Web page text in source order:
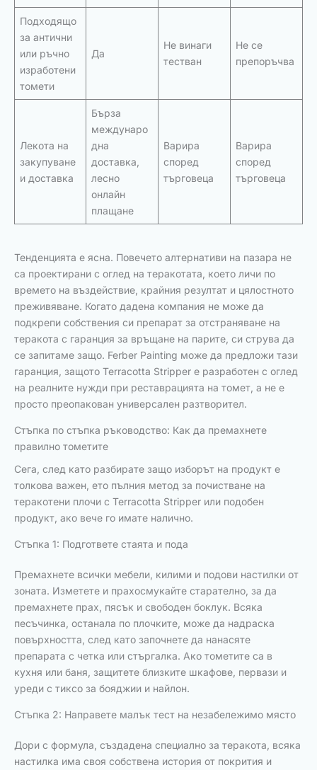
Подходящо
за антични
или ръчно
изработени
томети
Да
Не винаги
тестван
Не се
препоръчва
Лекота на
закупуване
и доставка
Бърза
междунаро
дна
доставка,
лесно
онлайн
плащане
Варира
според
търговеца
Варира
според
търговеца
Тенденцията е ясна. Повечето алтернативи на пазара не
са проектирани с оглед на теракотата, което личи по
времето на въздействие, крайния резултат и цялостното
преживяване. Когато дадена компания не може да
подкрепи собствения си препарат за отстраняване на
теракота с гаранция за връщане на парите, си струва да
се запитаме защо. Ferber Painting може да предложи тази
гаранция, защото Terracotta Stripper е разработен с оглед
на реалните нужди при реставрацията на томет, а не е
просто преопакован универсален разтворител.
Стъпка по стъпка ръководство: Как да премахнете
правилно тометите
Сега, след като разбирате защо изборът на продукт е
толкова важен, ето пълния метод за почистване на
теракотени плочи с Terracotta Stripper или подобен
продукт, ако вече го имате налично.
Стъпка 1: Подгответе стаята и пода
Премахнете всички мебели, килими и подови настилки от
зоната. Изметете и прахосмукайте старателно, за да
премахнете прах, пясък и свободен боклук. Всяка
песъчинка, останала по плочките, може да надраска
повърхността, след като започнете да нанасяте
препарата с четка или стъргалка. Ако тометите са в
кухня или баня, защитете близките шкафове, первази и
уреди с тиксо за бояджии и найлон.
Стъпка 2: Направете малък тест на незабележимо място
Дори с формула, създадена специално за теракота, всяка
настилка има своя собствена история от покрития и